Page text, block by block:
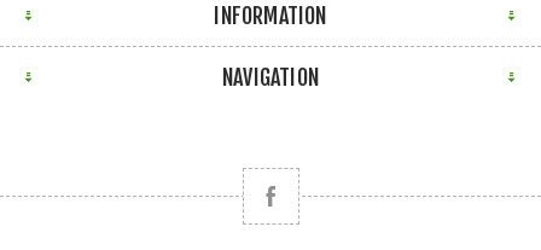
INFORMATION
NAVIGATION